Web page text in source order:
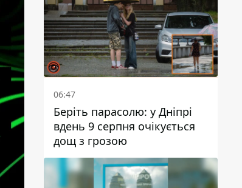
06:47
Беріть парасолю: у Дніпрі
вдень 9 серпня очікується
дощ з грозою